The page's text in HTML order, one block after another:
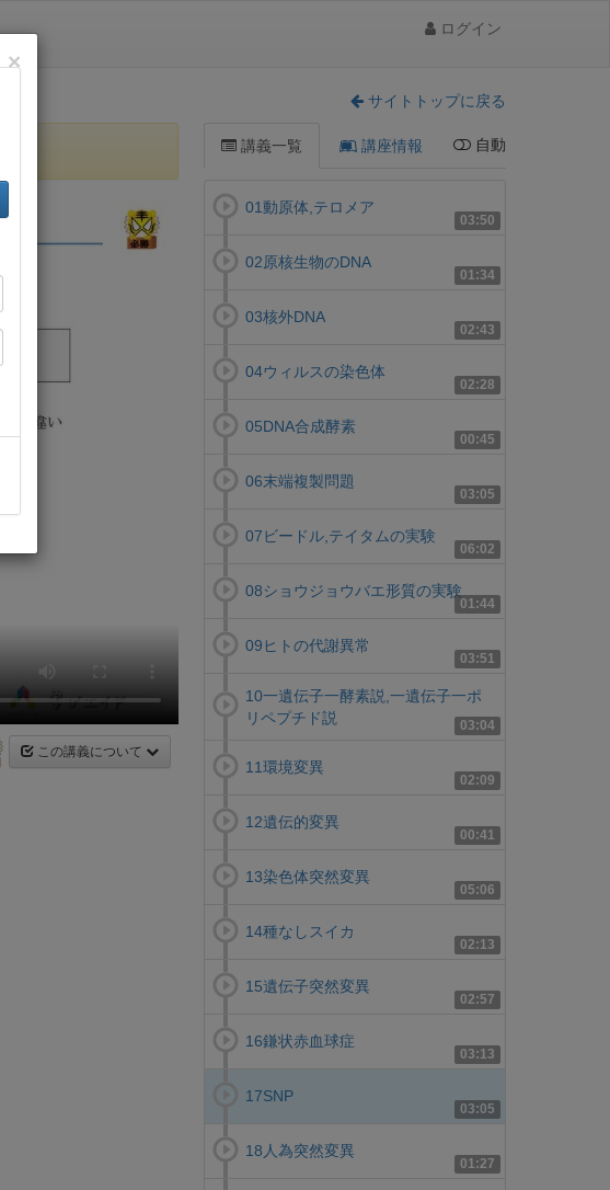
ログイン
サイトトップに戻る
この講義について
講義一覧 講座情報 自動
03:50
01動原体,テロメア
01:34
02原核生物のDNA
02:43
03核外DNA
02:28
04ウィルスの染色体
00:45
05DNA合成酵素
03:05
06末端複製問題
06:02
07ビードル,テイタムの実験
01:44
08ショウジョウバエ形質の実験
03:51
09ヒトの代謝異常
03:04
10一遺伝子一酵素説,一遺伝子一ポ
リペプチド説
02:09
11環境変異
00:41
12遺伝的変異
05:06
13染色体突然変異
02:13
14種なしスイカ
02:57
15遺伝子突然変異
03:13
16鎌状赤血球症
03:05
17SNP
01:27
18人為突然変異
×